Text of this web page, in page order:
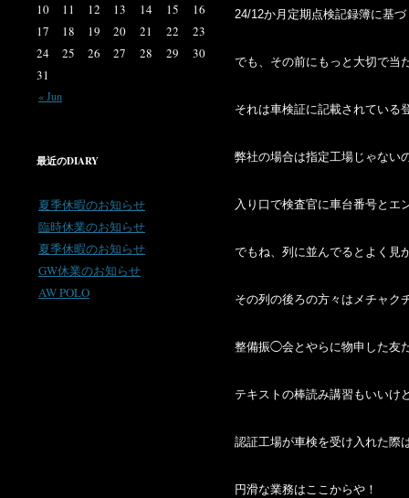
10
11 12 13 14 15
16
17
18 19 20 21 22
23
24
25 26 27 28 29
30
31
« Jun
最近のDIARY
夏季休暇のお知らせ
臨時休業のお知らせ
夏季休暇のお知らせ
GW休業のお知らせ
AW POLO
24/12か月定期点検記録簿に基
でも、その前にもっと大切で当
それは車検証に記載されている
弊社の場合は指定工場じゃない
入り口で検査官に車台番号とエ
でもね、列に並んでるとよく見
その列の後ろの方々はメチャク
整備振◯会とやらに物申した友
テキストの棒読み講習もいいけ
認証工場が車検を受け入れた際
円滑な業務はここからや！